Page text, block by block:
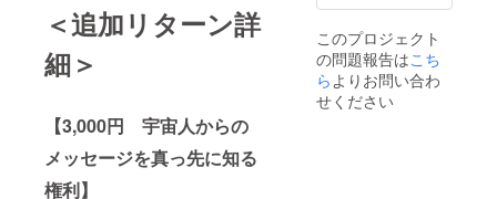
＜追加リターン詳
細＞
【3,000円 宇宙人からの
メッセージを真っ先に知る
権利】
このプロジェクト
の問題報告はこち
ら よりお問い合わ
せください